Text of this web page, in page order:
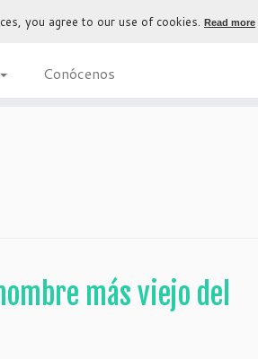
Conócenos
más viejo del
you agree to our use of cookies.Read more